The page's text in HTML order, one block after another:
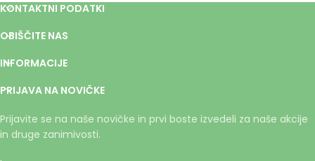
KONTAKTNI PODATKI
OBIŠČITE NAS
INFORMACIJE
PRIJAVA NA NOVIČKE
Prijavite se na naše novičke in prvi boste izvedeli za naše akcije
in druge zanimivosti.